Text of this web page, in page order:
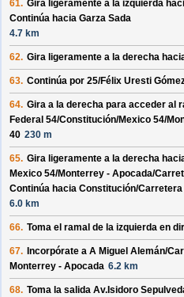
61. Gira ligeramente a la izquierda
Continúa hacia Garza Sada
4.7 km
62. Gira ligeramente a la derecha
63. Continúa por 25/Félix Uresti
64. Gira a la derecha para acceder al
Federal 54/Constitución/Mexico 54/
40 230 m
65. Gira ligeramente a la derecha
Mexico 54/Monterrey - Apocada/
Continúa hacia Constitución/Carretera
6.0 km
66. Toma el ramal de la izquierda en
67. Incorpórate a A Miguel Alemán/
Monterrey - Apocada 6.2 km
68. Toma la salida Av.Isidoro